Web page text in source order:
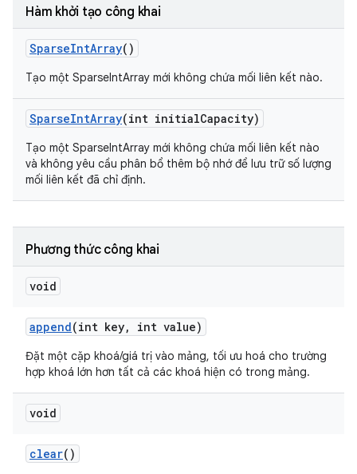
Hàm khởi tạo công khai
SparseIntArray()
Tạo một SparseIntArray mới không chứa mối liên kết nào.
SparseIntArray(int initialCapacity)
Tạo một SparseIntArray mới không chứa mối liên kết nào
và không yêu cầu phân bổ thêm bộ nhớ để lưu trữ số lượng
mối liên kết đã chỉ định.
Phương thức công khai
void
append(int key, int value)
Đặt một cặp khoá/giá trị vào mảng, tối ưu hoá cho trường
hợp khoá lớn hơn tất cả các khoá hiện có trong mảng.
void
clear()